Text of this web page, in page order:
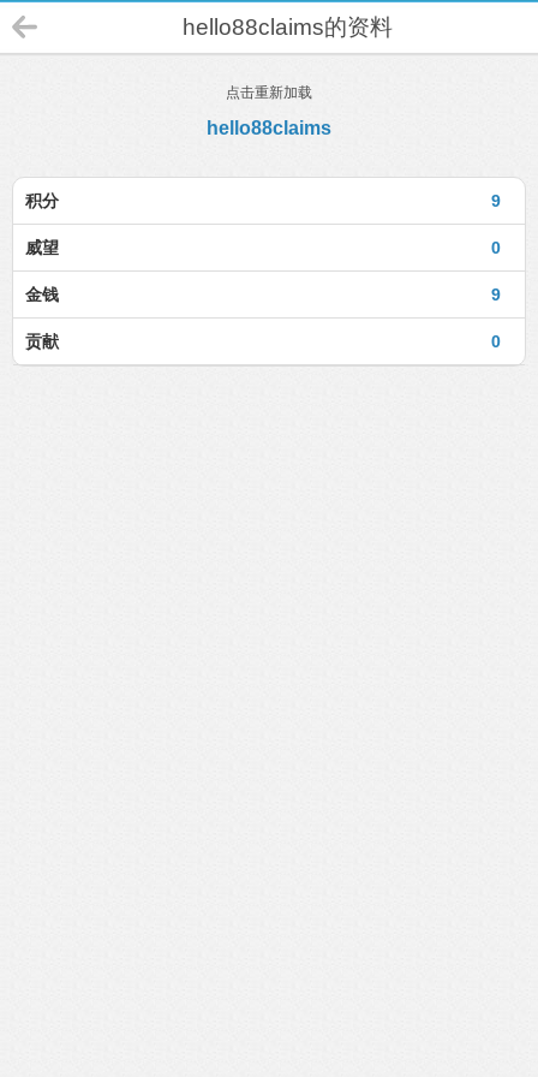
hello88claims的资料
点击重新加载
hello88claims
9
积分
0
威望
9
金钱
0
贡献